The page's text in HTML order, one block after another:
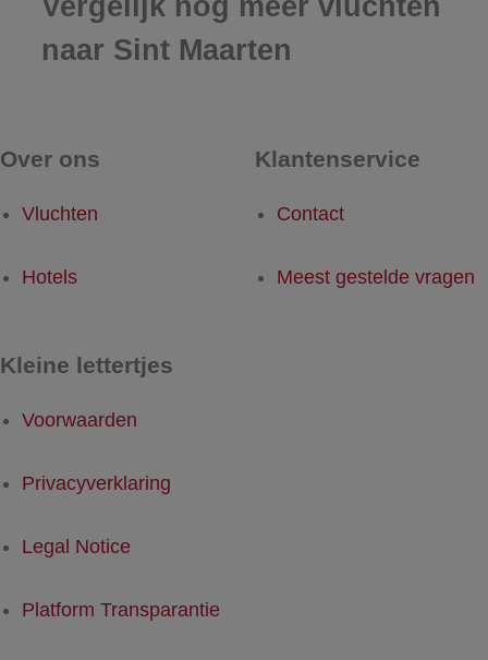
Vergelijk nog meer vluchten
naar Sint Maarten
Over ons
Vluchten
Hotels
Klantenservice
Contact
Meest gestelde vragen
Kleine lettertjes
Voorwaarden
Privacyverklaring
Legal Notice
Platform Transparantie